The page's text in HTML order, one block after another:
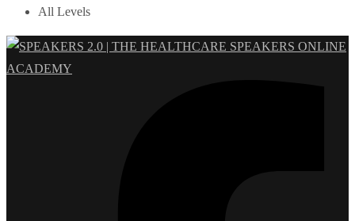
All Levels